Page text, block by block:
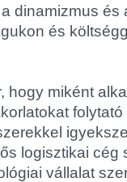
dinamizmus és
és
hogy miként
folytató
logisztikai cég
vállalat